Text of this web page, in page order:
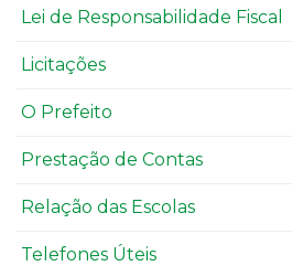
Lei de Responsabilidade Fiscal
Licitações
O Prefeito
Prestação de Contas
Relação das Escolas
Telefones Úteis